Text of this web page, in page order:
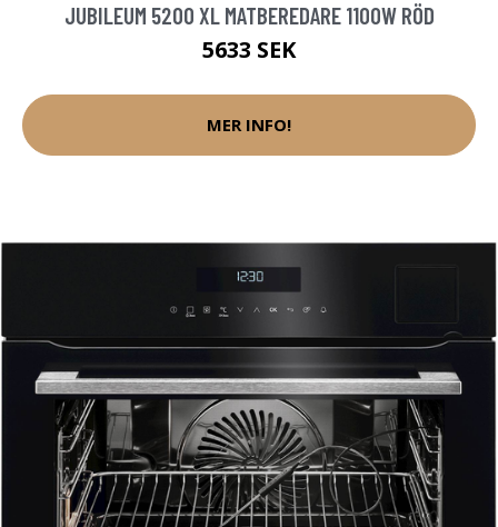
JUBILEUM 5200 XL MATBEREDARE 1100W RÖD
5633 SEK
MER INFO!